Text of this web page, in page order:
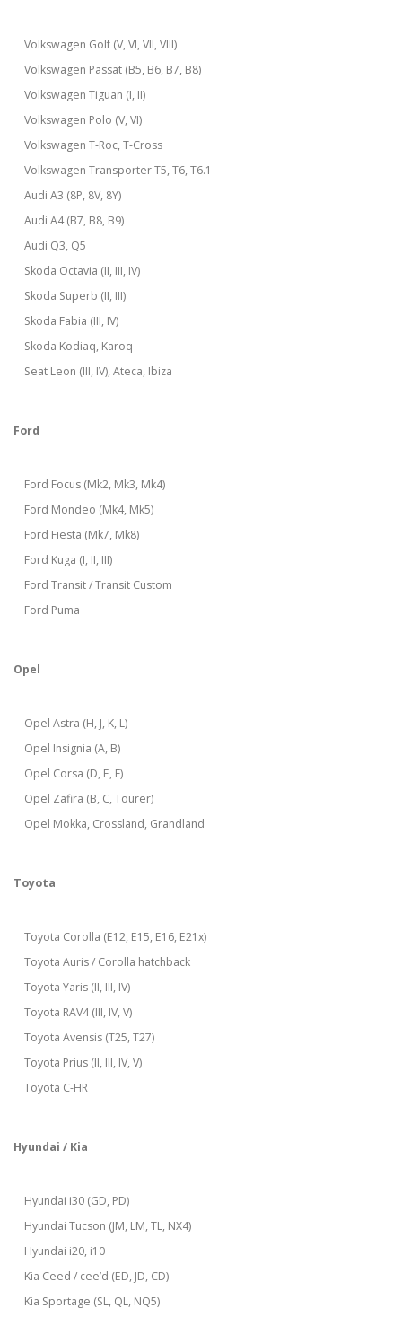
Volkswagen Golf (V, VI, VII, VIII)
Volkswagen Passat (B5, B6, B7, B8)
Volkswagen Tiguan (I, II)
Volkswagen Polo (V, VI)
Volkswagen T-Roc, T-Cross
Volkswagen Transporter T5, T6, T6.1
Audi A3 (8P, 8V, 8Y)
Audi A4 (B7, B8, B9)
Audi Q3, Q5
Skoda Octavia (II, III, IV)
Skoda Superb (II, III)
Skoda Fabia (III, IV)
Skoda Kodiaq, Karoq
Seat Leon (III, IV), Ateca, Ibiza
Ford
Ford Focus (Mk2, Mk3, Mk4)
Ford Mondeo (Mk4, Mk5)
Ford Fiesta (Mk7, Mk8)
Ford Kuga (I, II, III)
Ford Transit / Transit Custom
Ford Puma
Opel
Opel Astra (H, J, K, L)
Opel Insignia (A, B)
Opel Corsa (D, E, F)
Opel Zafira (B, C, Tourer)
Opel Mokka, Crossland, Grandland
Toyota
Toyota Corolla (E12, E15, E16, E21x)
Toyota Auris / Corolla hatchback
Toyota Yaris (II, III, IV)
Toyota RAV4 (III, IV, V)
Toyota Avensis (T25, T27)
Toyota Prius (II, III, IV, V)
Toyota C-HR
Hyundai / Kia
Hyundai i30 (GD, PD)
Hyundai Tucson (JM, LM, TL, NX4)
Hyundai i20, i10
Kia Ceed / cee’d (ED, JD, CD)
Kia Sportage (SL, QL, NQ5)